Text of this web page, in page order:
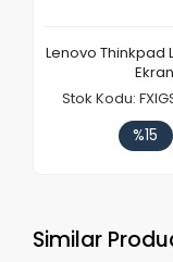
Lenovo Thinkpad
Stok Kodu:
%15
Similar